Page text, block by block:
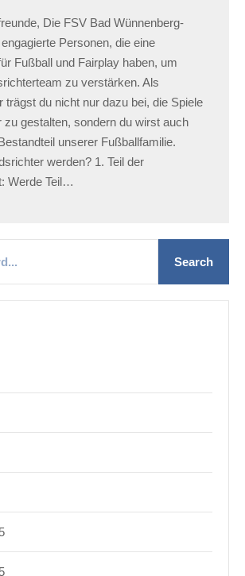
Die FSV Bad Wünnenberg-
Personen, die eine
Fußball und Fairplay haben, um
zu verstärken. Als
trägst du nicht nur dazu bei, die Spiele
zu gestalten, sondern du wirst auch
unserer Fußballfamilie.
werden? 1. Teil der
Werde Teil…